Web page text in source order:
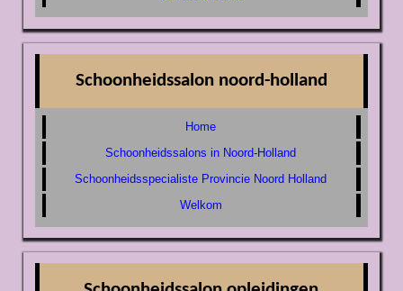
Schoonheidssalon noord-holland
Home
Schoonheidssalons in Noord-Holland
Schoonheidsspecialiste Provincie Noord Holland
Welkom